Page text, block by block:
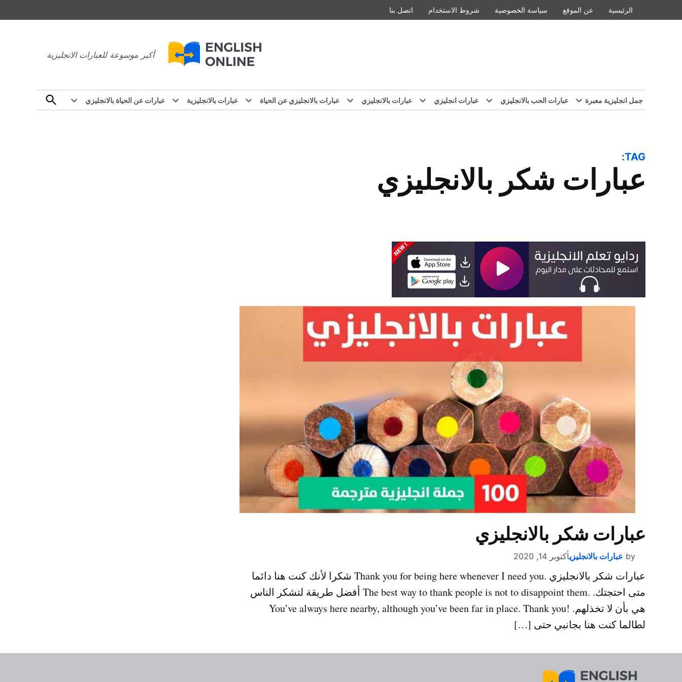
to
الرئيسية عن الموقع سياسة الخصوصية شروط الاستخدام اتصل بنا
عبارات بالانجليزي
أكبر موسوعة للعبارات الانجليزية
جمل انجليزية معبرة عبارات الحب بالانجليزي عبارات انجليزي عبارات بالانجليزي عبارات بالانجليزي عن الحياة عبارات بالانجليزية عبارات عن الحياة بالانجليزي
Open
TAG:
عبارات شكر بالانجليزي
عبارات شكر بالانجليزي
by عبارات بالانجليزيأكتوبر 14, 2020
عبارات شكر بالانجليزي .Thank you for being here whenever I need you شكرا لأنك كنت هنا دائما
متى احتجتك. .The best way to thank people is not to disappoint them أفضل طريقة لتشكر الناس
هي بأن لا تخذلهم. !You’ve always here nearby, although you’ve been far in place. Thank you
لطالما كنت هنا بجانبي حتى […]